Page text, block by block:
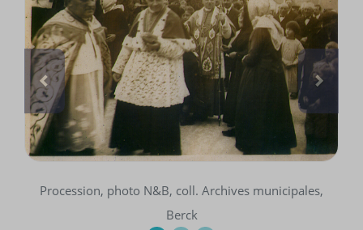
Procession, photo N&B, coll. Archives municipales,
Berck